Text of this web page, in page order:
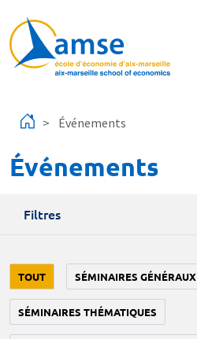
Événements
Événements
Filtres
TOUT SÉMINAIRES GÉNÉRAUX
SÉMINAIRES THÉMATIQUES